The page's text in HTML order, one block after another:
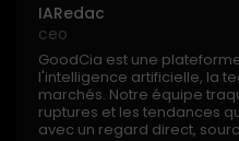
IARedac
ceo
GoodCia est une
l'intelligence artificielle, la
marchés. Notre équipe
ruptures et les tendances
avec un regard direct,